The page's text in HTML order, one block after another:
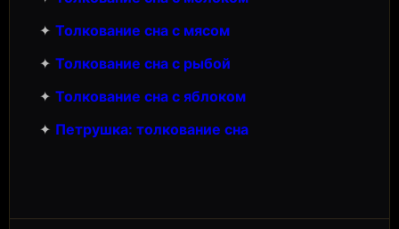
✦ Толкование сна с мясом
✦ Толкование сна с рыбой
✦ Толкование сна с яблоком
✦ Петрушка: толкование сна